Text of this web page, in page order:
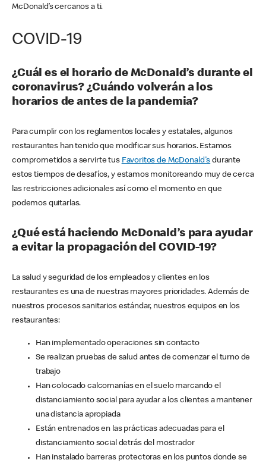
McDonald’s cercanos a ti.
COVID-19
¿Cuál es el horario de McDonald’s durante el
coronavirus? ¿Cuándo volverán a los
horarios de antes de la pandemia?
Para cumplir con los reglamentos locales y estatales, algunos
restaurantes han tenido que modificar sus horarios. Estamos
comprometidos a servirte tus Favoritos de McDonald's durante
estos tiempos de desafíos, y estamos monitoreando muy de cerca
las restricciones adicionales así como el momento en que
podemos quitarlas.
¿Qué está haciendo McDonald’s para ayudar
a evitar la propagación del COVID-19?
La salud y seguridad de los empleados y clientes en los
restaurantes es una de nuestras mayores prioridades. Además de
nuestros procesos sanitarios estándar, nuestros equipos en los
restaurantes:
Han implementado operaciones sin contacto
Se realizan pruebas de salud antes de comenzar el turno de
trabajo
Han colocado calcomanías en el suelo marcando el
distanciamiento social para ayudar a los clientes a mantener
una distancia apropiada
Están entrenados en las prácticas adecuadas para el
distanciamiento social detrás del mostrador
Han instalado barreras protectoras en los puntos donde se